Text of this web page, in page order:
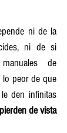
ni de la
ni de si
de
lo peor de que
den infinitas
pierden de vista